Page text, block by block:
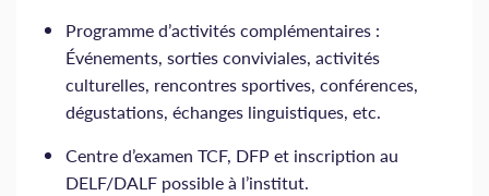
Programme d’activités complémentaires :
Événements, sorties conviviales, activités
culturelles, rencontres sportives, conférences,
dégustations, échanges linguistiques, etc.
Centre d’examen TCF, DFP et inscription au
DELF/DALF possible à l’institut.